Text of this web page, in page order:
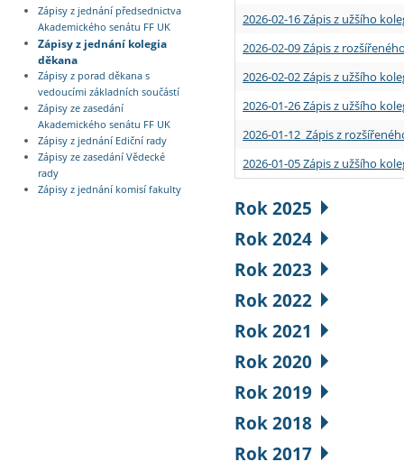
Zápisy z jednání předsednictva
Akademického senátu FF UK
Zápisy z jednání kolegia
děkana
Zápisy z porad děkana s
vedoucími základních součástí
Zápisy ze zasedání
Akademického senátu FF UK
Zápisy z jednání Ediční rady
Zápisy ze zasedání Vědecké
rady
Zápisy z jednání komisí fakulty
2026-02-16 Zápis z užšího
2026-02-09 Zápis z
2026-02-02 Zápis z užšího
2026-01-26 Zápis z užšího
2026-01-12 Zápis z
2026-01-05 Zápis z užšího
Rok 2025
Rok 2024
Rok 2023
Rok 2022
Rok 2021
Rok 2020
Rok 2019
Rok 2018
Rok 2017